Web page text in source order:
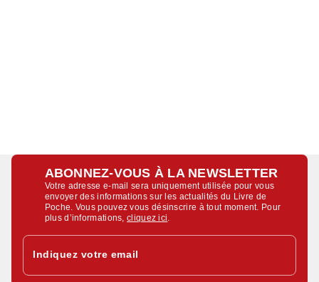
ABONNEZ-VOUS À LA NEWSLETTER
Votre adresse e-mail sera uniquement utilisée pour vous
envoyer des informations sur les actualités du Livre de
Poche. Vous pouvez vous désinscrire à tout moment. Pour
plus d’informations,cliquez ici
Indiquez votre email